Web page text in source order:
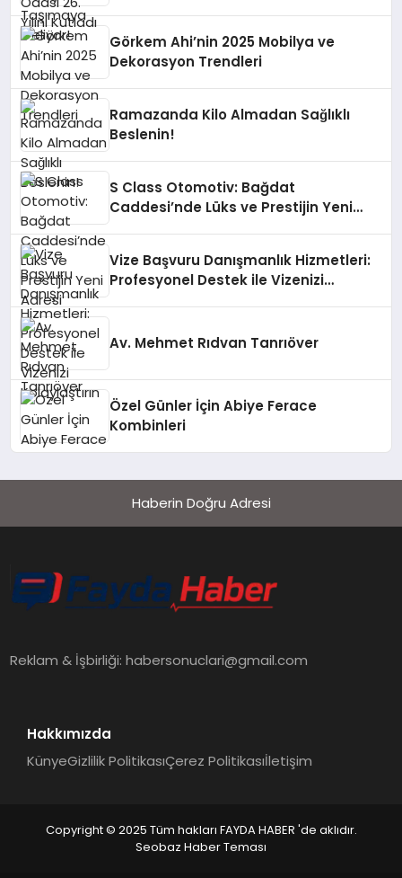
Görkem Ahi’nin 2025 Mobilya ve
Dekorasyon Trendleri
Ramazanda Kilo Almadan Sağlıklı
Beslenin!
S Class Otomotiv: Bağdat
Caddesi’nde Lüks ve Prestijin Yeni
Vize Başvuru Danışmanlık Hizmetleri:
Profesyonel Destek ile Vizenizi
Av. Mehmet Rıdvan Tanrıöver
Özel Günler İçin Abiye Ferace
Kombinleri
Haberin Doğru Adresi
Reklam & İşbirliği:habersonuclari@gmail.com
Hakkımızda
KünyeGizlilik PolitikasıÇerez Politikasıİletişim
Copyright © 2025 Tüm hakları FAYDA HABER 'de aklıdır.
Seobaz Haber Teması